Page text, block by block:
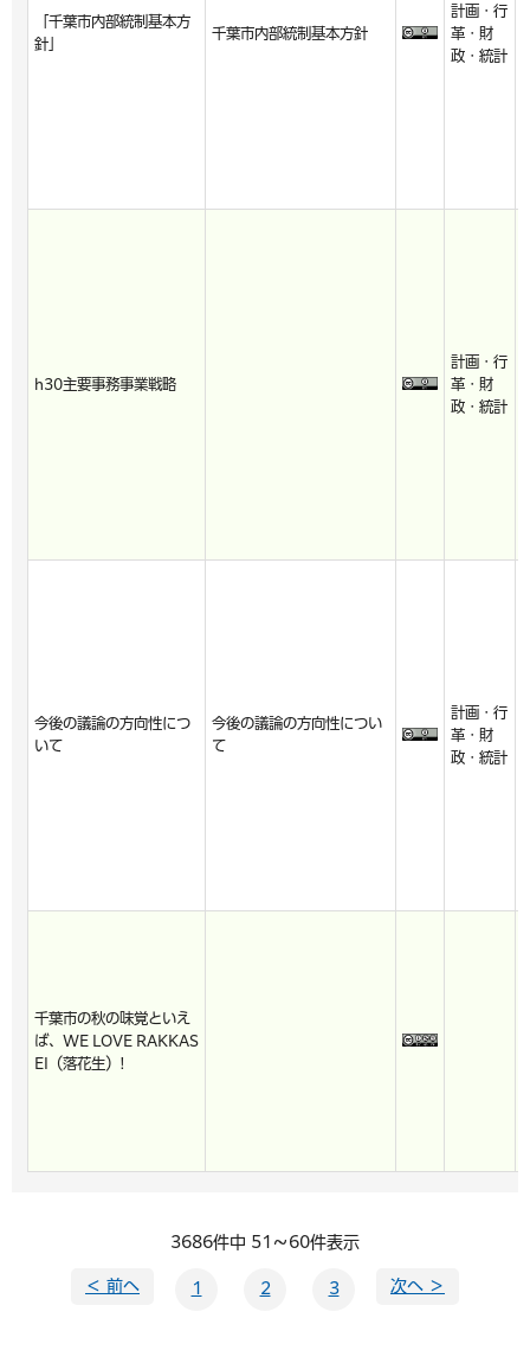
「千葉市内部統制基本方
針」
千葉市内部統制基本方針
計画・行
革・財
政・統計
h30主要事務事業戦略
計画・行
革・財
政・統計
今後の議論の方向性につ
いて
今後の議論の方向性につい
て
計画・行
革・財
政・統計
千葉市の秋の味覚といえ
ば、WE LOVE RAKKAS
EI（落花生）!
3686件中 51～60件表示
＜ 前へ 1 2 3 次へ ＞